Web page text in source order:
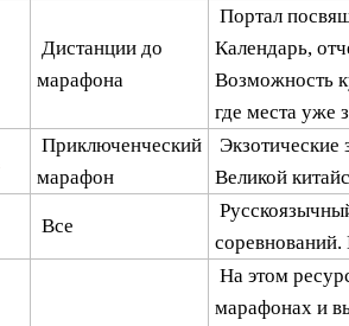
Дистанции до
марафона
Портал
Календарь,
Возможность
где места уже
Приключенческий
марафон
Экзотические
Великой
Все
соревнований.
На этом
марафонах и